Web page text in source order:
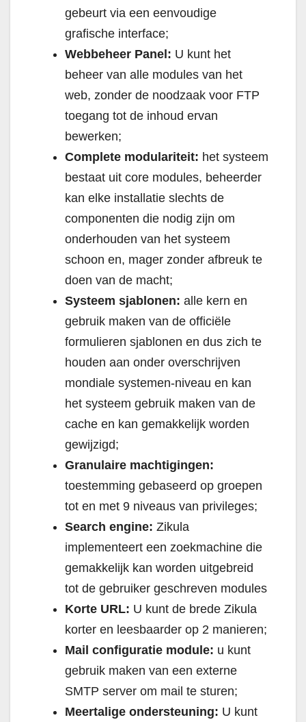
gebeurt via een eenvoudige
grafische interface;
Webbeheer Panel: U kunt het
beheer van alle modules van het
web, zonder de noodzaak voor FTP
toegang tot de inhoud ervan
bewerken;
Complete modulariteit: het systeem
bestaat uit core modules, beheerder
kan elke installatie slechts de
componenten die nodig zijn om
onderhouden van het systeem
schoon en, mager zonder afbreuk te
doen van de macht;
Systeem sjablonen: alle kern en
gebruik maken van de officiële
formulieren sjablonen en dus zich te
houden aan onder overschrijven
mondiale systemen-niveau en kan
het systeem gebruik maken van de
cache en kan gemakkelijk worden
gewijzigd;
Granulaire machtigingen:
toestemming gebaseerd op groepen
tot en met 9 niveaus van privileges;
Search engine: Zikula
implementeert een zoekmachine die
gemakkelijk kan worden uitgebreid
tot de gebruiker geschreven modules
Korte URL: U kunt de brede Zikula
korter en leesbaarder op 2 manieren;
Mail configuratie module: u kunt
gebruik maken van een externe
SMTP server om mail te sturen;
Meertalige ondersteuning: U kunt